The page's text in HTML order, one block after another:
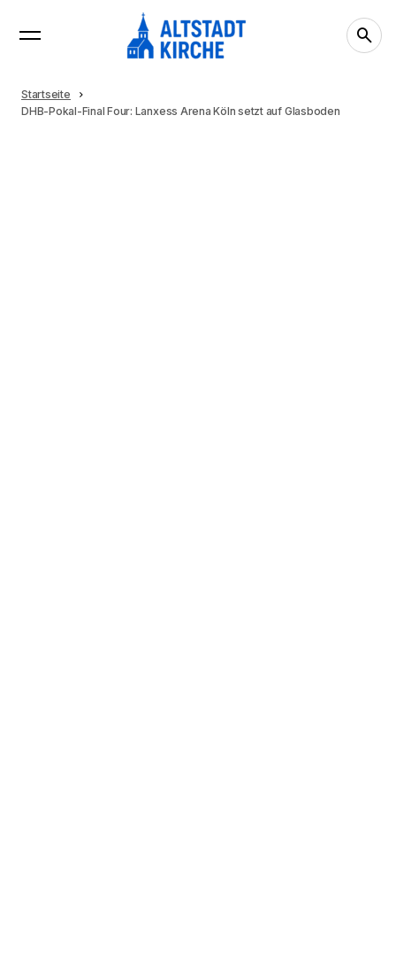
Startseite
DHB-Pokal-Final Four: Lanxess Arena Köln setzt auf Glasboden